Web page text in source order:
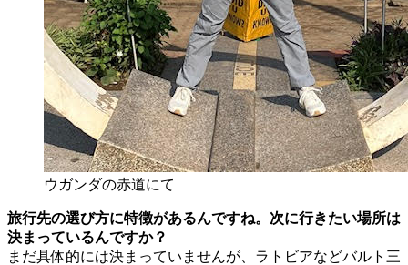
ウガンダの赤道にて
旅行先の選び方に特徴があるんですね。次に行きたい場所は
決まっているんですか？
まだ具体的には決まっていませんが、ラトビアなどバルト三